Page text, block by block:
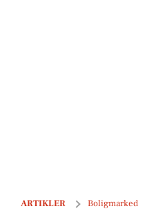
ARTIKLER Boligmarked
Øxnevej 2 og 2 andre boliger